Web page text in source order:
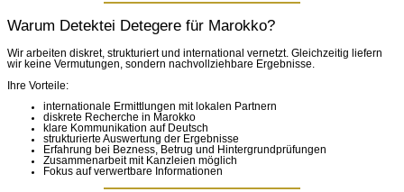
Warum Detektei Detegere für Marokko?
Wir arbeiten diskret, strukturiert und international vernetzt. Gleichzeitig liefern
wir keine Vermutungen, sondern nachvollziehbare Ergebnisse.
Ihre Vorteile:
internationale Ermittlungen mit lokalen Partnern
diskrete Recherche in Marokko
klare Kommunikation auf Deutsch
strukturierte Auswertung der Ergebnisse
Erfahrung bei Bezness, Betrug und Hintergrundprüfungen
Zusammenarbeit mit Kanzleien möglich
Fokus auf verwertbare Informationen